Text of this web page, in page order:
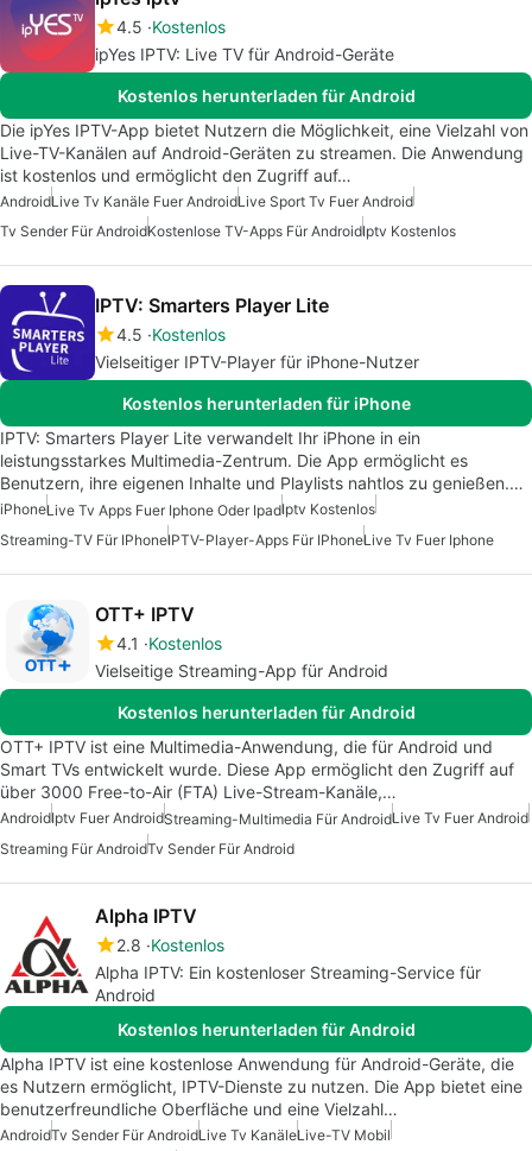
4.5 Kostenlos
ipYes IPTV: Live TV für Android-Geräte
Kostenlos herunterladen für Android
Die ipYes IPTV-App bietet Nutzern die Möglichkeit, eine Vielzahl von
Live-TV-Kanälen auf Android-Geräten zu streamen. Die Anwendung
ist kostenlos und ermöglicht den Zugriff auf…
AndroidLive Tv Kanäle Fuer AndroidLive Sport Tv Fuer Android
Tv Sender Für AndroidKostenlose TV-Apps Für AndroidIptv Kostenlos
IPTV: Smarters Player Lite
4.5 Kostenlos
Vielseitiger IPTV-Player für iPhone-Nutzer
Kostenlos herunterladen für iPhone
IPTV: Smarters Player Lite verwandelt Ihr iPhone in ein
leistungsstarkes Multimedia-Zentrum. Die App ermöglicht es
Benutzern, ihre eigenen Inhalte und Playlists nahtlos zu genießen.…
iPhoneLive Tv Apps Fuer Iphone Oder IpadIptv Kostenlos
Streaming-TV Für IPhoneIPTV-Player-Apps Für IPhoneLive Tv Fuer Iphone
OTT+ IPTV
4.1
Kostenlos
Vielseitige Streaming-App für Android
Kostenlos herunterladen für Android
OTT+ IPTV ist eine Multimedia-Anwendung, die für Android und
Smart TVs entwickelt wurde. Diese App ermöglicht den Zugriff auf
über 3000 Free-to-Air (FTA) Live-Stream-Kanäle,…
AndroidIptv Fuer AndroidStreaming-Multimedia Für AndroidLive Tv Fuer Android
Streaming Für AndroidTv Sender Für Android
Alpha IPTV
2.8 Kostenlos
Alpha IPTV: Ein kostenloser Streaming-Service für
Android
Kostenlos herunterladen für Android
Alpha IPTV ist eine kostenlose Anwendung für Android-Geräte, die
es Nutzern ermöglicht, IPTV-Dienste zu nutzen. Die App bietet eine
benutzerfreundliche Oberfläche und eine Vielzahl…
AndroidTv Sender Für AndroidLive Tv KanäleLive-TV Mobil